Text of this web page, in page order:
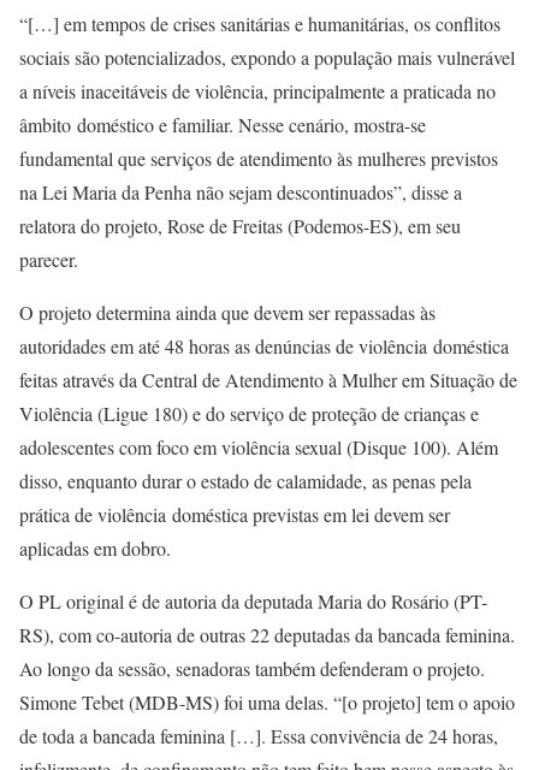
“[…] em tempos de crises sanitárias e humanitárias, os conflitos
sociais são potencializados, expondo a população mais vulnerável
a níveis inaceitáveis de violência, principalmente a praticada no
âmbito doméstico e familiar. Nesse cenário, mostra-se
fundamental que serviços de atendimento às mulheres previstos
na Lei Maria da Penha não sejam descontinuados”, disse a
relatora do projeto, Rose de Freitas (Podemos-ES), em seu
parecer.
O projeto determina ainda que devem ser repassadas às
autoridades em até 48 horas as denúncias de violência doméstica
feitas através da Central de Atendimento à Mulher em Situação de
Violência (Ligue 180) e do serviço de proteção de crianças e
adolescentes com foco em violência sexual (Disque 100). Além
disso, enquanto durar o estado de calamidade, as penas pela
prática de violência doméstica previstas em lei devem ser
aplicadas em dobro.
O PL original é de autoria da deputada Maria do Rosário (PT-
RS), com co-autoria de outras 22 deputadas da bancada feminina.
Ao longo da sessão, senadoras também defenderam o projeto.
Simone Tebet (MDB-MS) foi uma delas. “[o projeto] tem o apoio
de toda a bancada feminina […]. Essa convivência de 24 horas,